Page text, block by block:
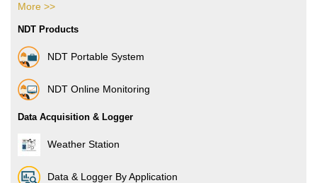
Pharmacy Industries
Automotive Industries
Electronic Industries
More >>
NDT Products
NDT Portable System
NDT Online Monitoring
Data Acquisition & Logger
Weather Station
Data & Logger By Application